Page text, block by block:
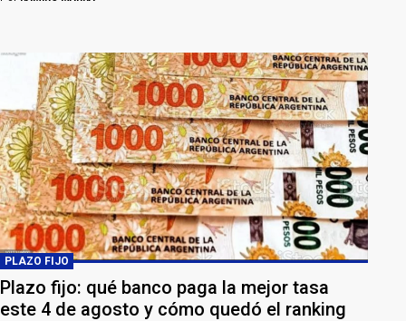
PLAZO FIJO
Plazo fijo: qué banco paga la mejor tasa
este 4 de agosto y cómo quedó el ranking